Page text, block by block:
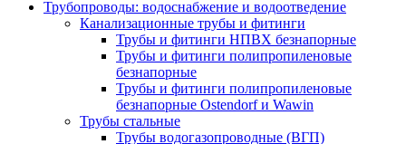
Трубопроводы: водоснабжение и водоотведение
Канализационные трубы и фитинги
Трубы и фитинги НПВХ безнапорные
Трубы и фитинги полипропиленовые
безнапорные
Трубы и фитинги полипропиленовые
безнапорные Ostendorf и Wawin
Трубы стальные
Трубы водогазопроводные (ВГП)